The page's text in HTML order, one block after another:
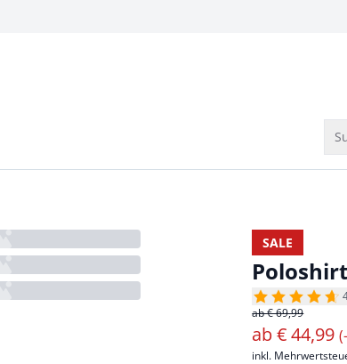
SALE
ab € 69,99
ab€44,99
inkl.